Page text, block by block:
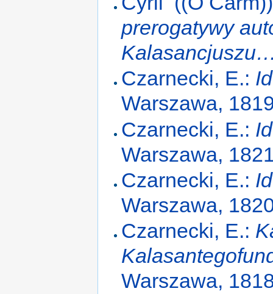
prerogatywy
Czarnecki, E.:
Warszawa,
Czarnecki, E.:
Warszawa,
Czarnecki, E.:
Warszawa,
Czarnecki, E.:
Warszawa,